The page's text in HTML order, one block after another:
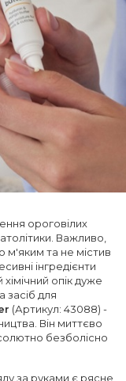
ороговілих
Важливо,
м'яким та не містив
інгредієнти
опік дуже
засіб для
(Артикул: 43088) -
Він миттєво
безболісно
за руками є рясне